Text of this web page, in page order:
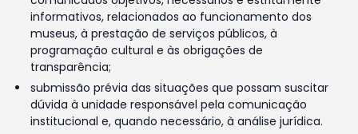
informativos, relacionados ao funcionamento dos
museus, à prestação de serviços públicos, à
programação cultural e às obrigações de
transparência;
submissão prévia das situações que possam suscitar
dúvida à unidade responsável pela comunicação
institucional e, quando necessário, à análise jurídica.